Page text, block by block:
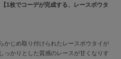
【1枚でコーデが完成する、レースボウタ
かじめ取り付けられたレースボウタイが
っかりとした質感のレースが甘くなりす